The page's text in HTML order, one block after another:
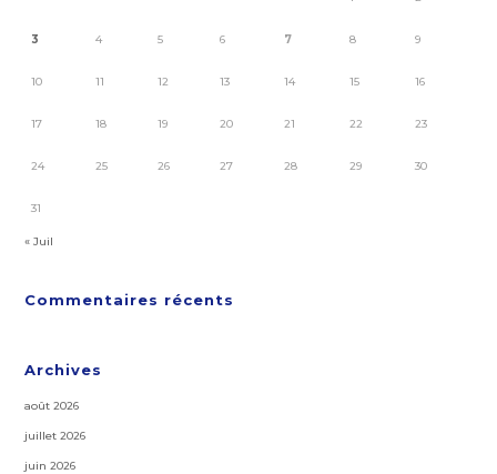
3 4 5 6 7 8 9
10 11 12 13 14 15 16
17 18 19 20 21 22 23
24 25 26 27 28 29 30
31
« Juil
Commentaires récents
Archives
août 2026
juillet 2026
juin 2026